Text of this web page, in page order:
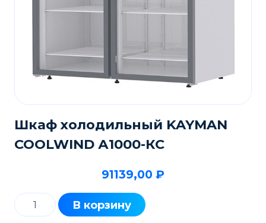
Шкаф холодильный KAYMAN
COOLWIND А1000-КС
91139,00 ₽
Количество
товара
В корзину